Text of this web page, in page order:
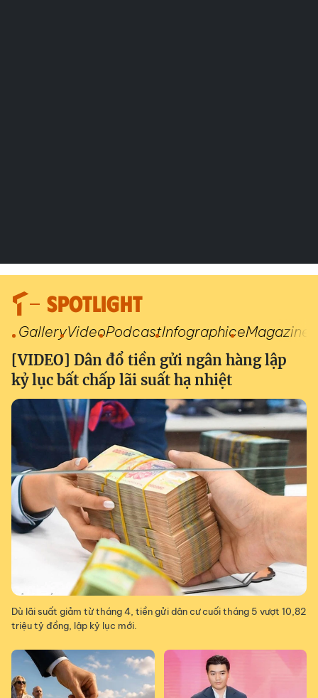
SPOTLIGHT
GalleryVideoPodcastInfographiceMagazine
[VIDEO] Dân đổ tiền gửi ngân hàng lập
kỷ lục bất chấp lãi suất hạ nhiệt
Dù lãi suất giảm từ tháng 4, tiền gửi dân cư cuối tháng 5 vượt 10,82
triệu tỷ đồng, lập kỷ lục mới.